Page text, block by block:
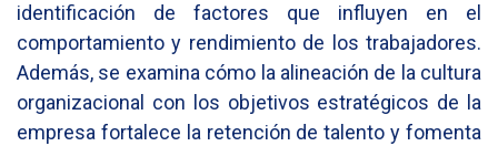
identificación de factores que influyen en el
comportamiento y rendimiento de los trabajadores.
Además, se examina cómo la alineación de la cultura
organizacional con los objetivos estratégicos de la
empresa fortalece la retención de talento y fomenta